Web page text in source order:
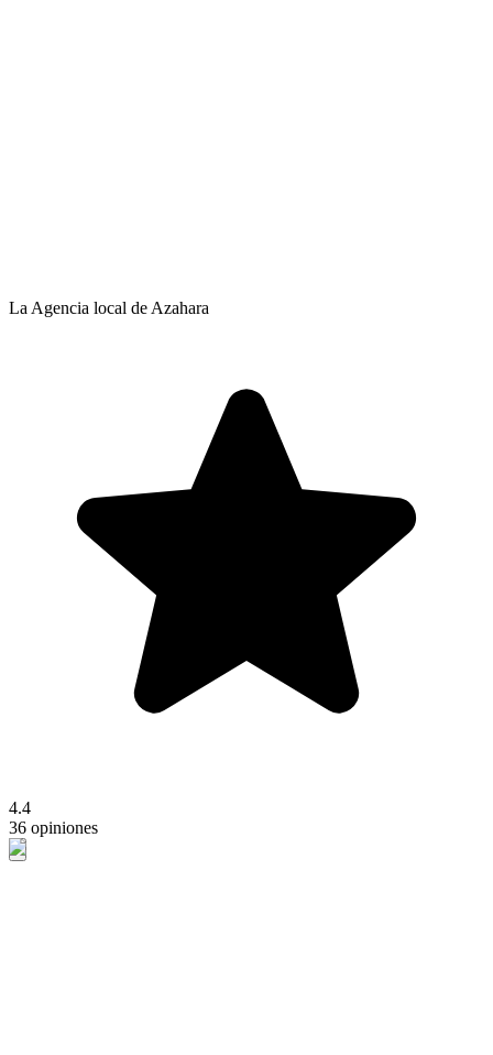
La Agencia local de Azahara
4.4
36 opiniones